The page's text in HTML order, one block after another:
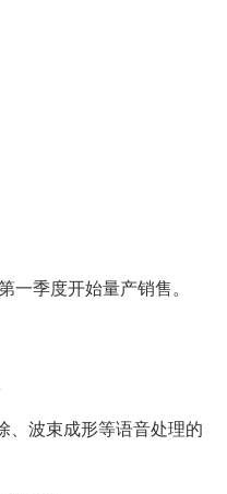
一季度开始量产销售。
、波束成形等语音处理的